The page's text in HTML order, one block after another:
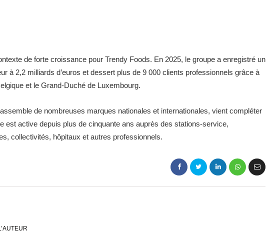
de forte croissance pour Trendy Foods. En 2025, le groupe a enregistré un
à 2,2 milliards d’euros et dessert plus de 9 000 clients professionnels grâce à
et le Grand-Duché de Luxembourg.
de nombreuses marques nationales et internationales, vient compléter
est active depuis plus de cinquante ans auprès des stations-service,
collectivités, hôpitaux et autres professionnels.